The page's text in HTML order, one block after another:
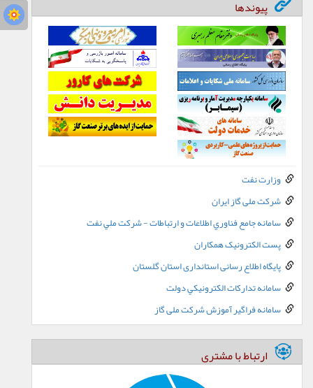
پیوندها
وزارت نفت
شرکت ملی گاز ایران
سامانه جامع فناوري اطلاعات و ارتباطات - شرکت ملي نفت
پست الکترونيک همکاران
پایگاه اطلاع رسانی استانداری استان گلستان
سامانه تدارکات الکترونيکي دولت
سامانه فراگیر آموزش شرکت ملی گاز
ارتباط با مشتری